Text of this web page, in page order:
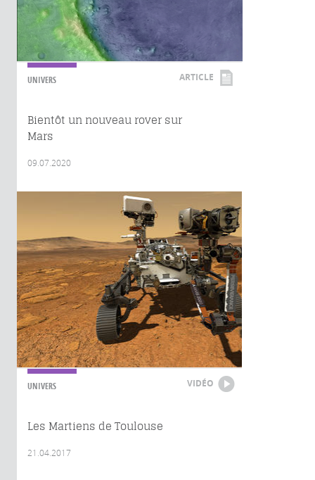
UNIVERS ARTICLE
Bientôt un nouveau rover sur
Mars
09.07.2020
UNIVERS VIDÉO
Les Martiens de Toulouse
21.04.2017